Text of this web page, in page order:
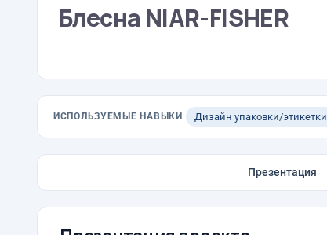
Блесна NIAR-FISHER
ИСПОЛЬЗУЕМЫЕ НАВЫКИ Дизайн упаковки/этикетки
Презентация